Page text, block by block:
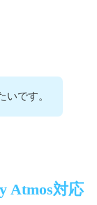
です。
Atmos対応